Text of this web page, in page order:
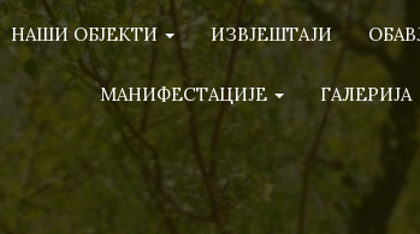
НАШИ ОБЈЕКТИ ИЗВЈЕШТАЈИ
МАНИФЕСТАЦИЈЕ ГАЛЕРИЈА